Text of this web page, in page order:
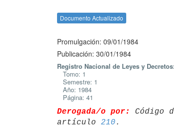
Documento Actualizado
Promulgación: 09/01/1984
Publicación: 30/01/1984
Registro Nacional de Leyes y Decretos:
Tomo: 1
Semestre: 1
Año: 1984
Página: 41
Derogada/o por:
Código
artículo 210